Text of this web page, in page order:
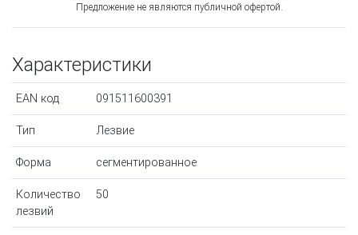
Предложение не являются публичной офертой.
Характеристики
EAN код 091511600391
Тип Лезвие
Форма сегментированное
Количество
лезвий
50